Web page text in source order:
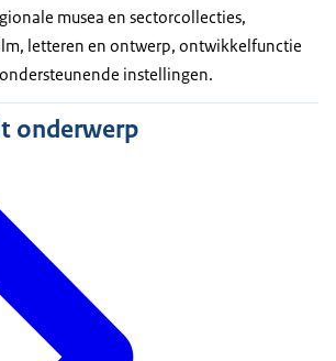
musea en sectorcollecties,
letteren en ontwerp, ontwikkelfunctie
instellingen.
onderwerp